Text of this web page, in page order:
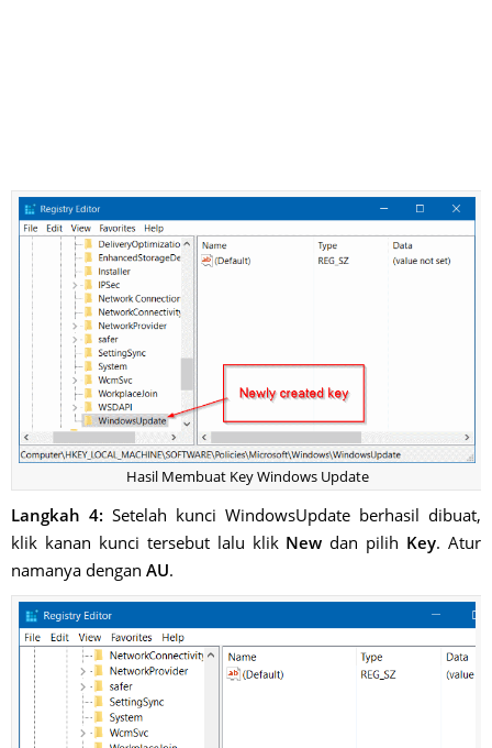
Hasil Membuat Key Windows Update
Langkah 4: Setelah kunci WindowsUpdate berhasil dibuat,
klik kanan kunci tersebut lalu klik New dan pilih Key. Atur
namanya dengan AU.